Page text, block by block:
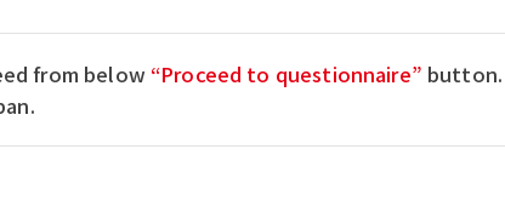
from below “Proceed to questionnaire” button.